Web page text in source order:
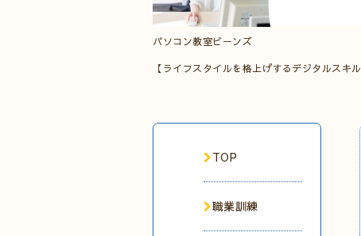
パソコン教室ビーンズ
【ライフスタイルを格上げするデジタルスキル
TOP
職業訓練